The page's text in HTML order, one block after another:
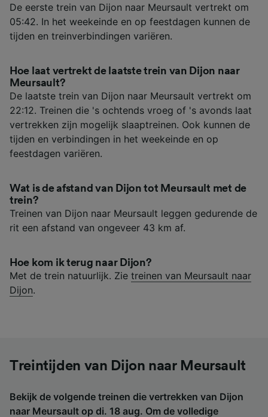
De eerste trein van Dijon naar Meursault vertrekt om
05:42. In het weekeinde en op feestdagen kunnen de
tijden en treinverbindingen variëren.
Hoe laat vertrekt de laatste trein van Dijon naar
Meursault?
De laatste trein van Dijon naar Meursault vertrekt om
22:12. Treinen die 's ochtends vroeg of 's avonds laat
vertrekken zijn mogelijk slaaptreinen. Ook kunnen de
tijden en verbindingen in het weekeinde en op
feestdagen variëren.
Wat is de afstand van Dijon tot Meursault met de
trein?
Treinen van Dijon naar Meursault leggen gedurende de
rit een afstand van ongeveer 43 km af.
Hoe kom ik terug naar Dijon?
Met de trein natuurlijk. Zie treinen van Meursault naar
Dijon.
Treintijden van Dijon naar Meursault
Bekijk de volgende treinen die vertrekken van Dijon
naar Meursault op di. 18 aug. Om de volledige